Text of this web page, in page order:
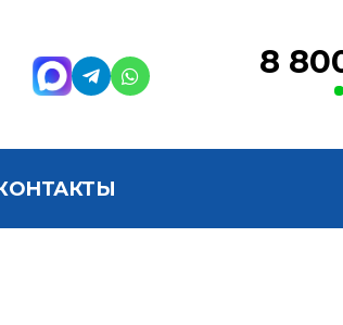
8